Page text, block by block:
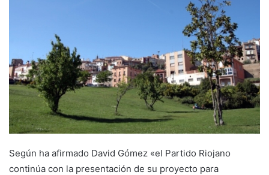
m
a
l
Según ha afirmado David Gómez «el Partido Riojano
continúa con la presentación de su proyecto para